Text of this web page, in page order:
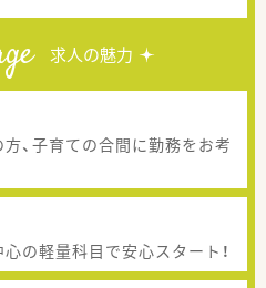
求人の魅力
、子育ての合間に勤務をお考
の軽量科目で安心スタート！